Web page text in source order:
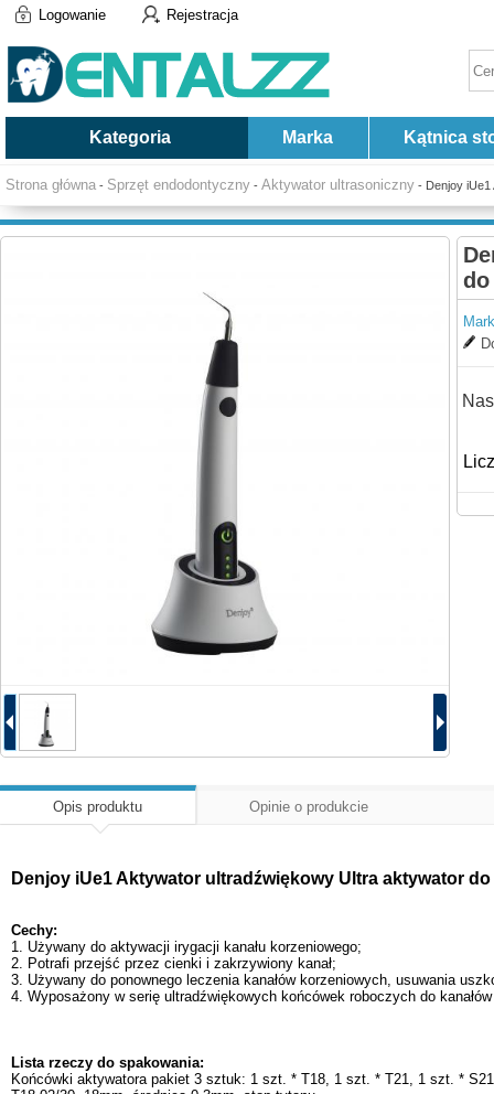
Logowanie Rejestracja
Kategoria Marka Kątnica
Strona główna - Sprzęt endodontyczny - Aktywator ultrasoniczny - Denjoy
do
Opis produktu Opinie o produkcie
Denjoy iUe1 Aktywator ultradźwiękowy Ultra aktywator
Cechy:
1. Używany do aktywacji irygacji kanału korzeniowego;
2. Potrafi przejść przez cienki i zakrzywiony kanał;
3. Używany do ponownego leczenia kanałów korzeniowych, usuwania
4. Wyposażony w serię ultradźwiękowych końcówek roboczych do
Lista rzeczy do spakowania:
Końcówki aktywatora pakiet 3 sztuk: 1 szt. * T18, 1 szt. * T21, 1 szt. *